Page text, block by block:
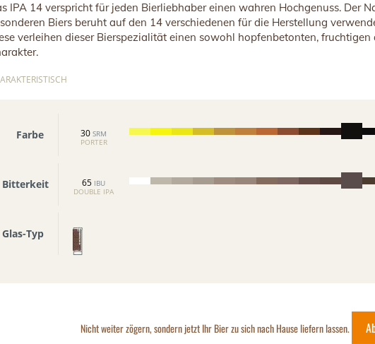
IPA 14 verspricht für jeden Bierliebhaber einen wahren Hochgenuss. Der
Biers beruht auf den 14 verschiedenen für die Herstellung
verleihen dieser Bierspezialität einen sowohl hopfenbetonten, fruchtigen
Farbe 30SRM
PORTER
Bitterkeit 65 IBU
DOUBLE IPA
Glas-Typ
Nicht weiter zögern, sondern jetzt Ihr Bier zu sich nach Hause liefern lassen.